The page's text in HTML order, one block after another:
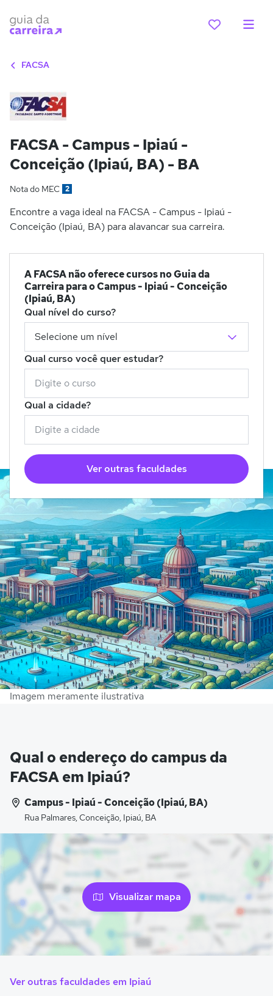
FACSA
FACSA - Campus - Ipiaú -
Conceição (Ipiaú, BA) - BA
Nota do MEC 2
Encontre a vaga ideal na FACSA - Campus - Ipiaú -
Conceição (Ipiaú, BA) para alavancar sua carreira.
A FACSA não oferece cursos no Guia da
Carreira para o Campus - Ipiaú - Conceição
(Ipiaú, BA)
Qual nível do curso?
Qual curso você quer estudar?
Qual a cidade?
Ver outras faculdades
Imagem meramente ilustrativa
Qual o endereço do campus da
FACSA em Ipiaú?
Campus - Ipiaú - Conceição (Ipiaú, BA)
Rua Palmares, Conceição, Ipiaú, BA
Visualizar mapa
Ver outras faculdades em Ipiaú